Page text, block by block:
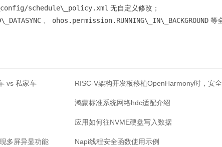
schedule\_policy.xml 无自定义修改；
、 ohos.permission.RUNNING\_IN\_BACKGROUND 等
vs 私家车 RISC-V架构开发板移植OpenHarmony时，安
配，无TrustZone时可信根如何实现？
鸿蒙标准系统网络hdc适配介绍
应用如何往NVME硬盘写入数据
多屏异显功能 Napi线程安全函数使用示例